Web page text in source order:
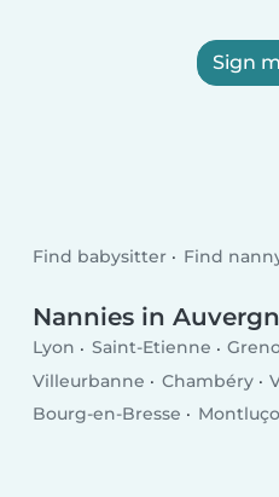
Sign
Find babysitter Find
Nannies in
Lyon Saint-Etienne
Villeurbanne
Chambéry
Bourg-en-Bresse